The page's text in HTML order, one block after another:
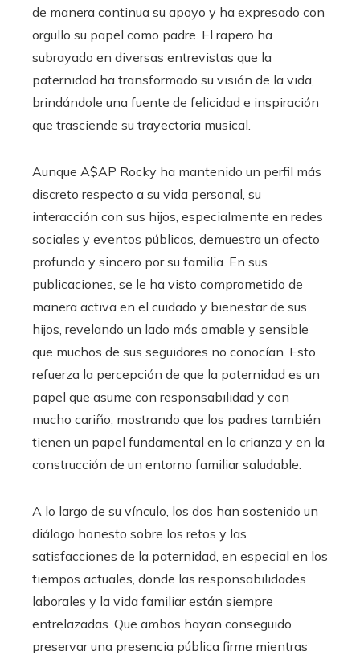
de manera continua su apoyo y ha expresado con
orgullo su papel como padre. El rapero ha
subrayado en diversas entrevistas que la
paternidad ha transformado su visión de la vida,
brindándole una fuente de felicidad e inspiración
que trasciende su trayectoria musical.
Aunque A$AP Rocky ha mantenido un perfil más
discreto respecto a su vida personal, su
interacción con sus hijos, especialmente en redes
sociales y eventos públicos, demuestra un afecto
profundo y sincero por su familia. En sus
publicaciones, se le ha visto comprometido de
manera activa en el cuidado y bienestar de sus
hijos, revelando un lado más amable y sensible
que muchos de sus seguidores no conocían. Esto
refuerza la percepción de que la paternidad es un
papel que asume con responsabilidad y con
mucho cariño, mostrando que los padres también
tienen un papel fundamental en la crianza y en la
construcción de un entorno familiar saludable.
A lo largo de su vínculo, los dos han sostenido un
diálogo honesto sobre los retos y las
satisfacciones de la paternidad, en especial en los
tiempos actuales, donde las responsabilidades
laborales y la vida familiar están siempre
entrelazadas. Que ambos hayan conseguido
preservar una presencia pública firme mientras